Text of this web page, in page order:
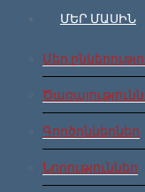
ՄԵՐ ՄԱՍԻՆ
Մեր
Գործընկերներ
Նորություններ